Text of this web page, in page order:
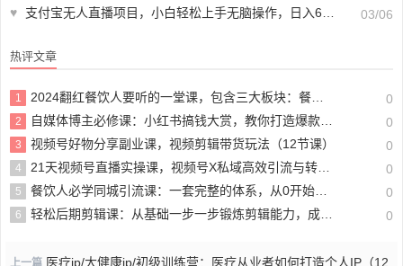
♥
支付宝无人直播项目，小白轻松上手无脑操作，日入600+ 03/06
热评文章
1 2024翻红餐饮人要听的一堂课，包含三大板块：餐饮管理、流量干货、特别篇 0
2 自媒体博主必修课：小红书搞钱大赏，教你打造爆款，如何搞钱（11节课） 0
3 视频号好物分享副业课，视频剪辑带货玩法（12节课） 0
4 21天视频号直播实操课，视频号X私域高效引流与转化（22节课） 0
5 餐饮人必学同城引流课：一套完整的体系，从0开始学习同城引流（68节课） 0
6 轻松后期剪辑课：从基础一步一步锻炼剪辑能力，成为一名成熟剪辑师（15节课） 0
医疗ip/大健康ip/初级训练营：医疗从业者如何打造个人IP（12